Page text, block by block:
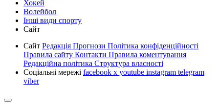
Хокей
Волейбол
Інші види спорту
Сайт
Сайт Редакція Прогнози Політика конфіденційності
Правила сайту Контакти Правила коментування
Редакційна політика Структура власності
Соціальні мережі facebook x youtube instagram telegram
viber